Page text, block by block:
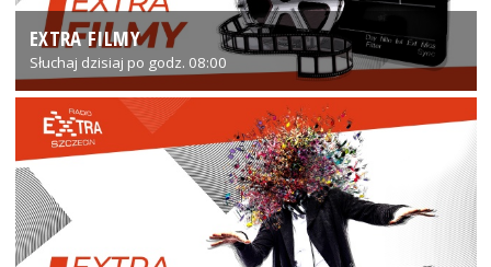
EXTRA FILMY
Słuchaj dzisiaj po godz. 08:00